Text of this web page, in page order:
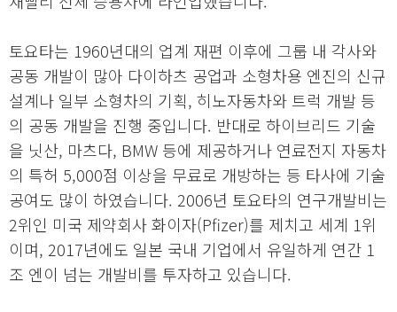
토요타는 1960년대의 업계 재편 이후에 그룹 내 각사와
공동 개발이 많아 다이하츠 공업과 소형차용 엔진의 신규
설계나 일부 소형차의 기획, 히노자동차와 트럭 개발 등
의 공동 개발을 진행 중입니다. 반대로 하이브리드 기술
을 닛산, 마츠다, BMW 등에 제공하거나 연료전지 자동차
의 특허 5,000점 이상을 무료로 개방하는 등 타사에 기술
공여도 많이 하였습니다. 2006년 토요타의 연구개발비는
2위인 미국 제약회사 화이자(Pfizer)를 제치고 세계 1위
이며, 2017년에도 일본 국내 기업에서 유일하게 연간 1
조 엔이 넘는 개발비를 투자하고 있습니다.